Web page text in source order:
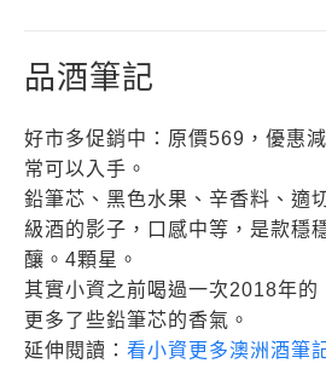
品酒筆記
好市多促銷中：原價569，優惠
常可以入手。
鉛筆芯、黑色水果、辛香料、適
級酒的影子，口感中等，是款穩
釀。4顆星。
其實小資之前喝過一次2018年的
更多了些鉛筆芯的香氣。
延伸閱讀： 看小資更多澳洲酒筆